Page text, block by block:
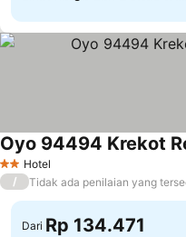
2 Bintang
Hotel
Oyo 94494 Krekot
/ Tidak ada penilaian yang
Dari Rp 134.471